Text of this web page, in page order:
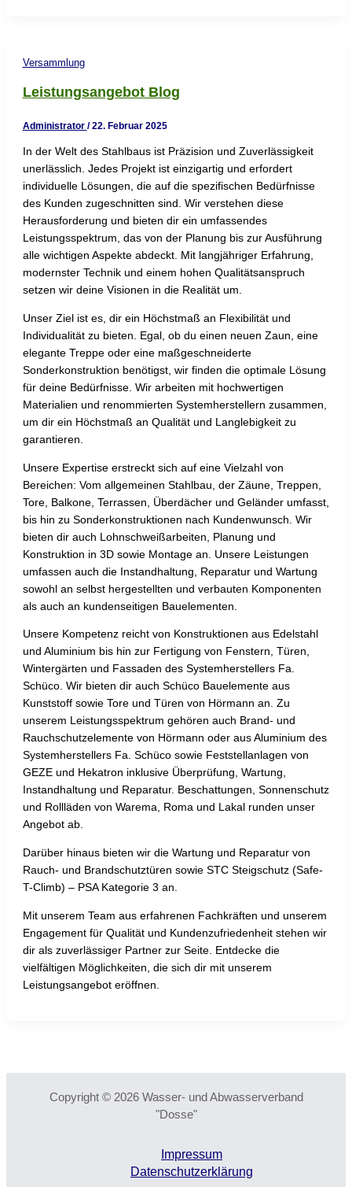
Versammlung
Leistungsangebot Blog
Administrator /22. Februar 2025
In der Welt des Stahlbaus ist Präzision und Zuverlässigkeit
unerlässlich. Jedes Projekt ist einzigartig und erfordert
individuelle Lösungen, die auf die spezifischen Bedürfnisse
des Kunden zugeschnitten sind. Wir verstehen diese
Herausforderung und bieten dir ein umfassendes
Leistungsspektrum, das von der Planung bis zur Ausführung
alle wichtigen Aspekte abdeckt. Mit langjähriger Erfahrung,
modernster Technik und einem hohen Qualitätsanspruch
setzen wir deine Visionen in die Realität um.
Unser Ziel ist es, dir ein Höchstmaß an Flexibilität und
Individualität zu bieten. Egal, ob du einen neuen Zaun, eine
elegante Treppe oder eine maßgeschneiderte
Sonderkonstruktion benötigst, wir finden die optimale Lösung
für deine Bedürfnisse. Wir arbeiten mit hochwertigen
Materialien und renommierten Systemherstellern zusammen,
um dir ein Höchstmaß an Qualität und Langlebigkeit zu
garantieren.
Unsere Expertise erstreckt sich auf eine Vielzahl von
Bereichen: Vom allgemeinen Stahlbau, der Zäune, Treppen,
Tore, Balkone, Terrassen, Überdächer und Geländer umfasst,
bis hin zu Sonderkonstruktionen nach Kundenwunsch. Wir
bieten dir auch Lohnschweißarbeiten, Planung und
Konstruktion in 3D sowie Montage an. Unsere Leistungen
umfassen auch die Instandhaltung, Reparatur und Wartung
sowohl an selbst hergestellten und verbauten Komponenten
als auch an kundenseitigen Bauelementen.
Unsere Kompetenz reicht von Konstruktionen aus Edelstahl
und Aluminium bis hin zur Fertigung von Fenstern, Türen,
Wintergärten und Fassaden des Systemherstellers Fa.
Schüco. Wir bieten dir auch Schüco Bauelemente aus
Kunststoff sowie Tore und Türen von Hörmann an. Zu
unserem Leistungsspektrum gehören auch Brand- und
Rauchschutzelemente von Hörmann oder aus Aluminium des
Systemherstellers Fa. Schüco sowie Feststellanlagen von
GEZE und Hekatron inklusive Überprüfung, Wartung,
Instandhaltung und Reparatur. Beschattungen, Sonnenschutz
und Rollläden von Warema, Roma und Lakal runden unser
Angebot ab.
Darüber hinaus bieten wir die Wartung und Reparatur von
Rauch- und Brandschutztüren sowie STC Steigschutz (Safe-
T-Climb) – PSA Kategorie 3 an.
Mit unserem Team aus erfahrenen Fachkräften und unserem
Engagement für Qualität und Kundenzufriedenheit stehen wir
dir als zuverlässiger Partner zur Seite. Entdecke die
vielfältigen Möglichkeiten, die sich dir mit unserem
Leistungsangebot eröffnen.
Copyright © 2026 Wasser- und Abwasserverband
"Dosse"
Impressum
Datenschutzerklärung